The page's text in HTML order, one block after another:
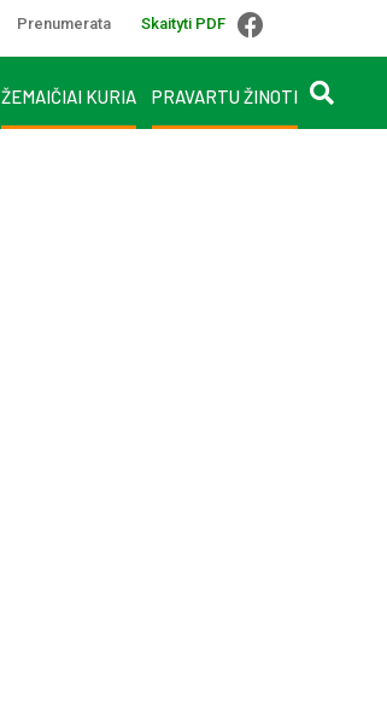
Prenumerata Skaityti PDF
ŽEMAIČIAI KURIA PRAVARTU ŽINOTI